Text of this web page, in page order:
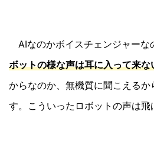
AIなのかボイスチェンジャーな
ボットの様な声は耳に入って来な
からなのか、無機質に聞こえる
す。こういったロボットの声は飛